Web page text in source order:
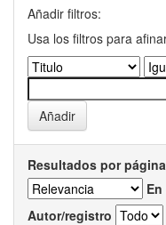
Añadir filtros:
Usa los filtros para
Resultados por página
Autor/registro